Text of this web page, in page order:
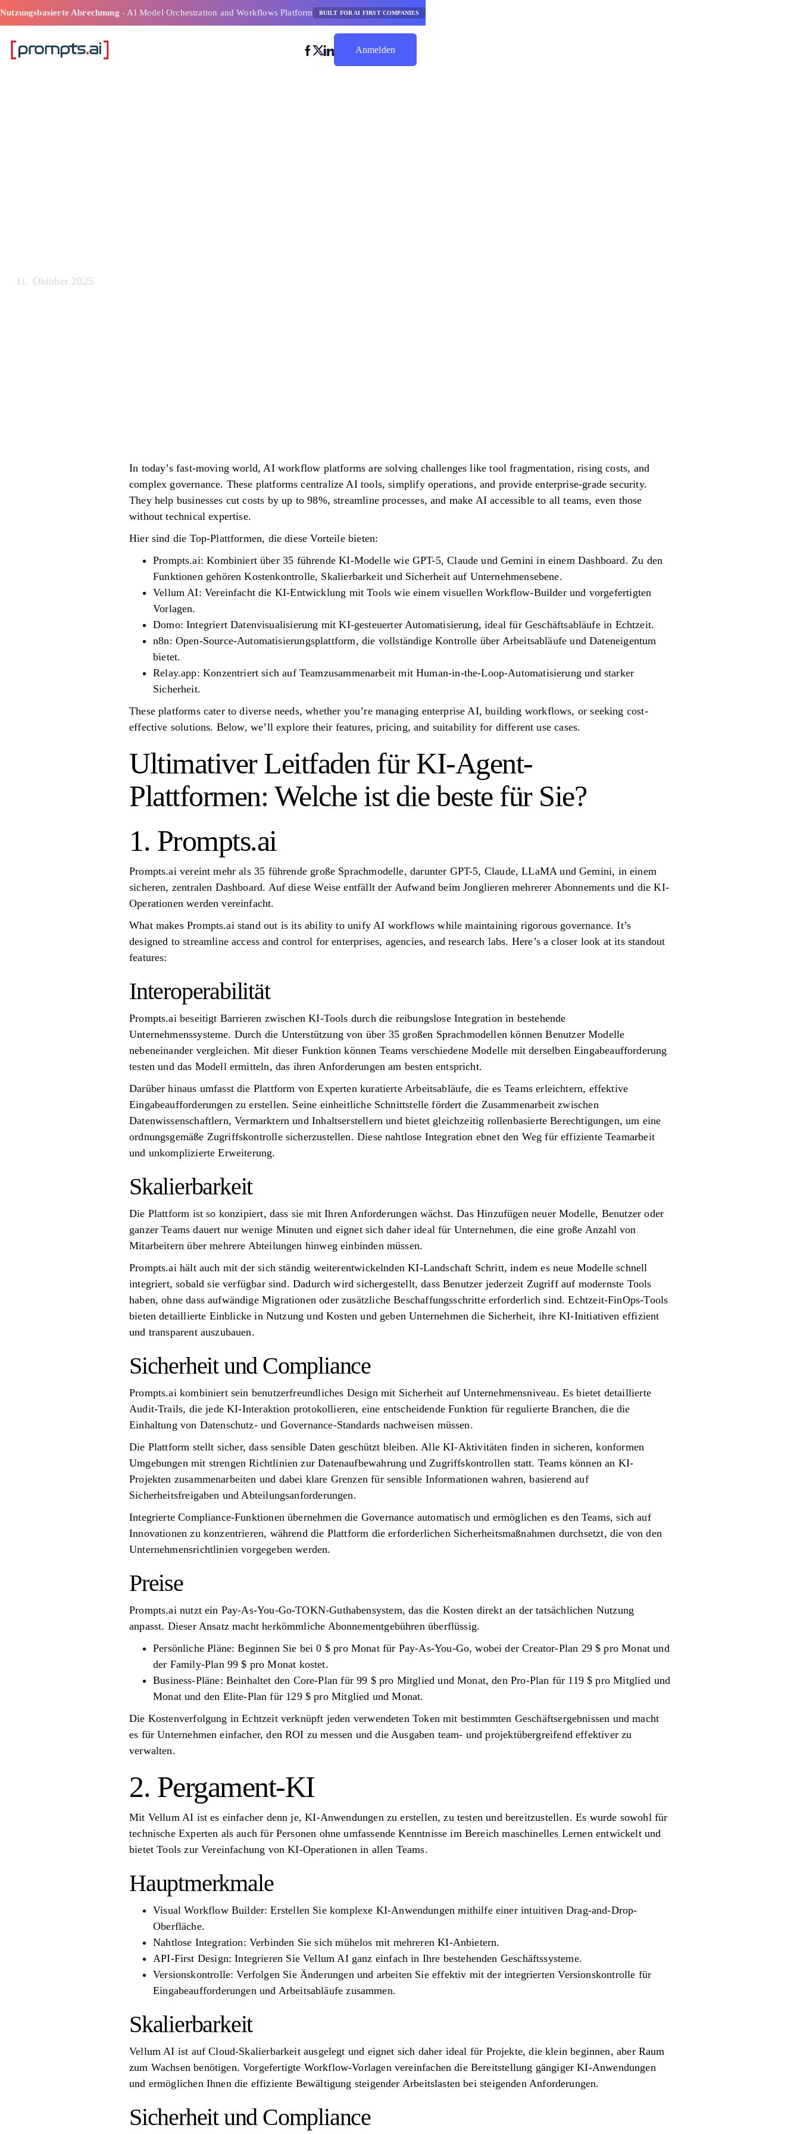
Nutzungsbasierte Abrechnung - AI Model Orchestration and Workflows Platform BUILT FOR AI FIRST COMPANIES
Anmelden
11. Oktober 2025
In today’s fast-moving world, AI workflow platforms are solving challenges like tool fragmentation, rising costs, and
complex governance. These platforms centralize AI tools, simplify operations, and provide enterprise-grade security.
They help businesses cut costs by up to 98%, streamline processes, and make AI accessible to all teams, even those
without technical expertise.
Hier sind die Top-Plattformen, die diese Vorteile bieten:
Prompts.ai: Kombiniert über 35 führende KI-Modelle wie GPT-5, Claude und Gemini in einem Dashboard. Zu den
Funktionen gehören Kostenkontrolle, Skalierbarkeit und Sicherheit auf Unternehmensebene.
Vellum AI: Vereinfacht die KI-Entwicklung mit Tools wie einem visuellen Workflow-Builder und vorgefertigten
Vorlagen.
Domo: Integriert Datenvisualisierung mit KI-gesteuerter Automatisierung, ideal für Geschäftsabläufe in Echtzeit.
n8n: Open-Source-Automatisierungsplattform, die vollständige Kontrolle über Arbeitsabläufe und Dateneigentum
bietet.
Relay.app: Konzentriert sich auf Teamzusammenarbeit mit Human-in-the-Loop-Automatisierung und starker
Sicherheit.
These platforms cater to diverse needs, whether you’re managing enterprise AI, building workflows, or seeking cost-
effective solutions. Below, we’ll explore their features, pricing, and suitability for different use cases.
Ultimativer Leitfaden für KI-Agent-
Plattformen: Welche ist die beste für Sie?
1. Prompts.ai
Prompts.ai vereint mehr als 35 führende große Sprachmodelle, darunter GPT-5, Claude, LLaMA und Gemini, in einem
sicheren, zentralen Dashboard. Auf diese Weise entfällt der Aufwand beim Jonglieren mehrerer Abonnements und die KI-
Operationen werden vereinfacht.
What makes Prompts.ai stand out is its ability to unify AI workflows while maintaining rigorous governance. It’s
designed to streamline access and control for enterprises, agencies, and research labs. Here’s a closer look at its standout
features:
Interoperabilität
Prompts.ai beseitigt Barrieren zwischen KI-Tools durch die reibungslose Integration in bestehende
Unternehmenssysteme. Durch die Unterstützung von über 35 großen Sprachmodellen können Benutzer Modelle
nebeneinander vergleichen. Mit dieser Funktion können Teams verschiedene Modelle mit derselben Eingabeaufforderung
testen und das Modell ermitteln, das ihren Anforderungen am besten entspricht.
Darüber hinaus umfasst die Plattform von Experten kuratierte Arbeitsabläufe, die es Teams erleichtern, effektive
Eingabeaufforderungen zu erstellen. Seine einheitliche Schnittstelle fördert die Zusammenarbeit zwischen
Datenwissenschaftlern, Vermarktern und Inhaltserstellern und bietet gleichzeitig rollenbasierte Berechtigungen, um eine
ordnungsgemäße Zugriffskontrolle sicherzustellen. Diese nahtlose Integration ebnet den Weg für effiziente Teamarbeit
und unkomplizierte Erweiterung.
Skalierbarkeit
Die Plattform ist so konzipiert, dass sie mit Ihren Anforderungen wächst. Das Hinzufügen neuer Modelle, Benutzer oder
ganzer Teams dauert nur wenige Minuten und eignet sich daher ideal für Unternehmen, die eine große Anzahl von
Mitarbeitern über mehrere Abteilungen hinweg einbinden müssen.
Prompts.ai hält auch mit der sich ständig weiterentwickelnden KI-Landschaft Schritt, indem es neue Modelle schnell
integriert, sobald sie verfügbar sind. Dadurch wird sichergestellt, dass Benutzer jederzeit Zugriff auf modernste Tools
haben, ohne dass aufwändige Migrationen oder zusätzliche Beschaffungsschritte erforderlich sind. Echtzeit-FinOps-Tools
bieten detaillierte Einblicke in Nutzung und Kosten und geben Unternehmen die Sicherheit, ihre KI-Initiativen effizient
und transparent auszubauen.
Sicherheit und Compliance
Prompts.ai kombiniert sein benutzerfreundliches Design mit Sicherheit auf Unternehmensniveau. Es bietet detaillierte
Audit-Trails, die jede KI-Interaktion protokollieren, eine entscheidende Funktion für regulierte Branchen, die die
Einhaltung von Datenschutz- und Governance-Standards nachweisen müssen.
Die Plattform stellt sicher, dass sensible Daten geschützt bleiben. Alle KI-Aktivitäten finden in sicheren, konformen
Umgebungen mit strengen Richtlinien zur Datenaufbewahrung und Zugriffskontrollen statt. Teams können an KI-
Projekten zusammenarbeiten und dabei klare Grenzen für sensible Informationen wahren, basierend auf
Sicherheitsfreigaben und Abteilungsanforderungen.
Integrierte Compliance-Funktionen übernehmen die Governance automatisch und ermöglichen es den Teams, sich auf
Innovationen zu konzentrieren, während die Plattform die erforderlichen Sicherheitsmaßnahmen durchsetzt, die von den
Unternehmensrichtlinien vorgegeben werden.
Preise
Prompts.ai nutzt ein Pay-As-You-Go-TOKN-Guthabensystem, das die Kosten direkt an der tatsächlichen Nutzung
anpasst. Dieser Ansatz macht herkömmliche Abonnementgebühren überflüssig.
Persönliche Pläne: Beginnen Sie bei 0 $ pro Monat für Pay-As-You-Go, wobei der Creator-Plan 29 $ pro Monat und
der Family-Plan 99 $ pro Monat kostet.
Business-Pläne: Beinhaltet den Core-Plan für 99 $ pro Mitglied und Monat, den Pro-Plan für 119 $ pro Mitglied und
Monat und den Elite-Plan für 129 $ pro Mitglied und Monat.
Die Kostenverfolgung in Echtzeit verknüpft jeden verwendeten Token mit bestimmten Geschäftsergebnissen und macht
es für Unternehmen einfacher, den ROI zu messen und die Ausgaben team- und projektübergreifend effektiver zu
verwalten.
2. Pergament-KI
Mit Vellum AI ist es einfacher denn je, KI-Anwendungen zu erstellen, zu testen und bereitzustellen. Es wurde sowohl für
technische Experten als auch für Personen ohne umfassende Kenntnisse im Bereich maschinelles Lernen entwickelt und
bietet Tools zur Vereinfachung von KI-Operationen in allen Teams.
Hauptmerkmale
Visual Workflow Builder: Erstellen Sie komplexe KI-Anwendungen mithilfe einer intuitiven Drag-and-Drop-
Oberfläche.
Nahtlose Integration: Verbinden Sie sich mühelos mit mehreren KI-Anbietern.
API-First Design: Integrieren Sie Vellum AI ganz einfach in Ihre bestehenden Geschäftssysteme.
Versionskontrolle: Verfolgen Sie Änderungen und arbeiten Sie effektiv mit der integrierten Versionskontrolle für
Eingabeaufforderungen und Arbeitsabläufe zusammen.
Skalierbarkeit
Vellum AI ist auf Cloud-Skalierbarkeit ausgelegt und eignet sich daher ideal für Projekte, die klein beginnen, aber Raum
zum Wachsen benötigen. Vorgefertigte Workflow-Vorlagen vereinfachen die Bereitstellung gängiger KI-Anwendungen
und ermöglichen Ihnen die effiziente Bewältigung steigender Arbeitslasten bei steigenden Anforderungen.
Sicherheit und Compliance